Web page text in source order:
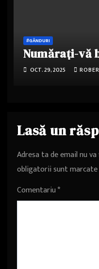
#GÂNDURI
Numărați-vă
OCT. 29, 2025
Lasă un
Adresa ta de email nu
obligatorii sunt marcate
Comentariu*